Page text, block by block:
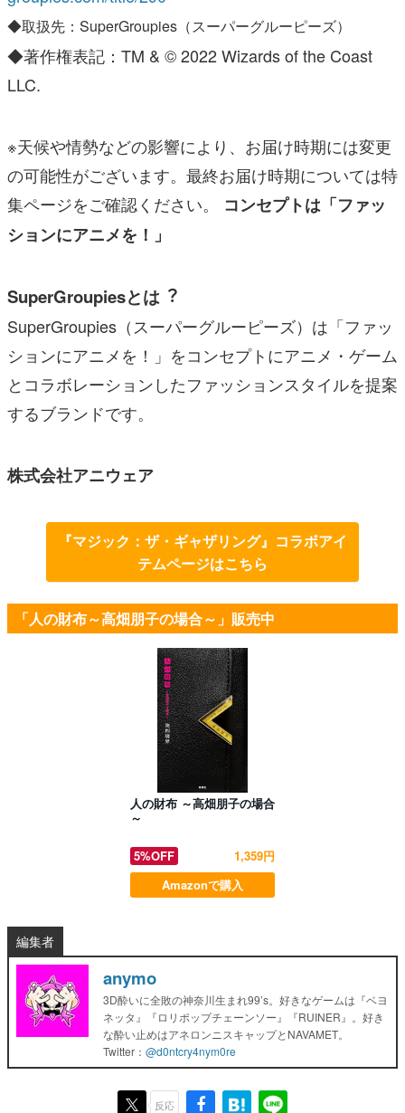
◆取扱先：SuperGroupies（スーパーグルーピーズ）
◆著作権表記：TM & © 2022 Wizards of the Coast
LLC.
※天候や情勢などの影響により、お届け時期には変更
の可能性がございます。最終お届け時期については特
集ページをご確認ください。 コンセプトは「ファッ
ションにアニメを！」
SuperGroupiesとは︖
SuperGroupies （スーパーグルーピーズ）は「ファッ
ションにアニメを！」をコンセプトにアニメ・ゲーム
とコラボレーションしたファッションスタイルを提案
するブランドです。
株式会社アニウェア
『マジック：ザ・ギャザリング』コラボアイ
テムページはこちら
「人の財布～高畑朋子の場合～」販売中
人の財布 ～高畑朋子の場合
～
5%OFF
1,359円
Amazonで購入
編集者
anymo
3D酔いに全敗の神奈川生まれ99’s。好きなゲームは『ベヨ
ネッタ』『ロリポップチェーンソー』『RUINER』。好き
な酔い止めはアネロンニスキャップとNAVAMET。
Twitter： @d0ntcry4nym0re
反応